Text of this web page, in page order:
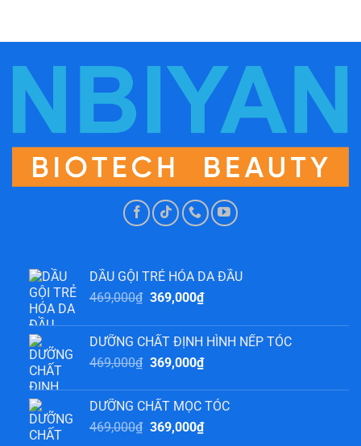
DẦU GỘI TRẺ HÓA DA ĐẦU
469,000₫ Giá
là:
469,000₫.
369,000₫Giá
tại
là:
369,000₫.
DƯỠNG CHẤT ĐỊNH HÌNH NẾP TÓC
469,000₫ Giá
là:
469,000₫.
369,000₫Giá
tại
là:
369,000₫.
DƯỠNG CHẤT MỌC TÓC
469,000₫ Giá
369,000₫Giá